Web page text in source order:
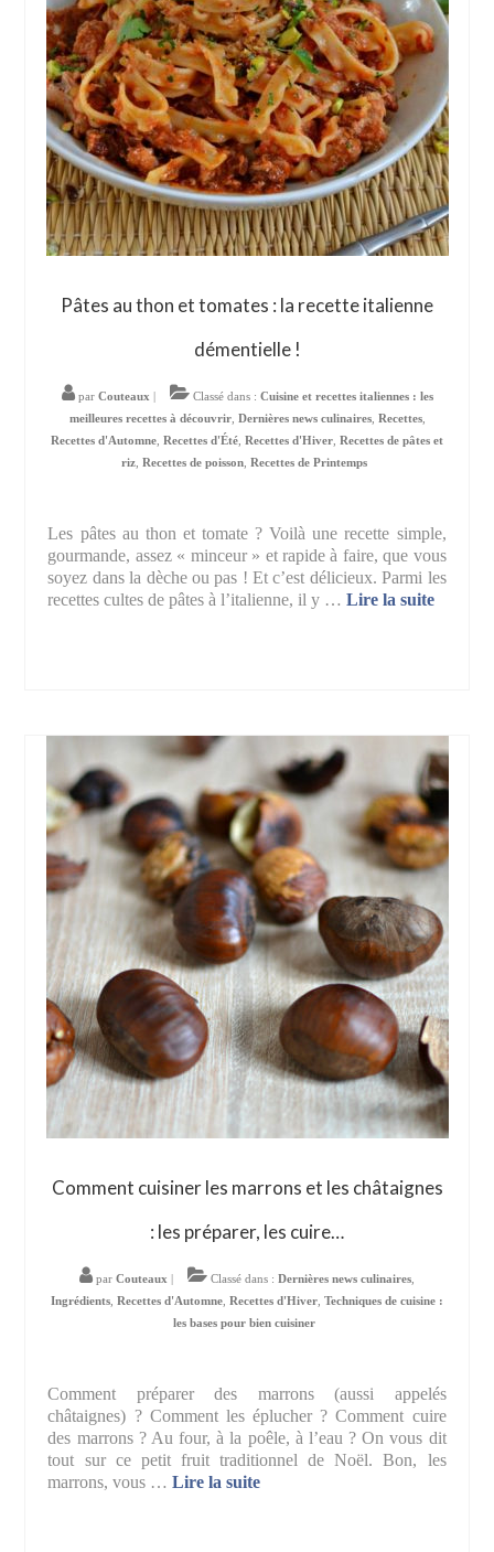
Pâtes au thon et tomates : la recette italienne
démentielle !
par Couteaux Classé dans : Cuisine et recettes italiennes : les
meilleures recettes à découvrir, Dernières news culinaires, Recettes,
Recettes d'Automne Recettes d'Été Recettes d'Hiver Recettes de pâtes et
riz Recettes de poisson Recettes de Printemps
Les pâtes au thon et tomate ? Voilà une recette simple,
gourmande, assez « minceur » et rapide à faire, que vous
soyez dans la dèche ou pas ! Et c’est délicieux. Parmi les
recettes cultes de pâtes à l’italienne, il y …Lire la suite­­
Comment cuisiner les marrons et les châtaignes
: les préparer, les cuire…
par Couteaux Classé dans : Dernières news culinaires
Ingrédients Recettes d'Automne Recettes d'Hiver Techniques de cuisine :
les bases pour bien cuisiner
Comment préparer des marrons (aussi appelés
châtaignes) ? Comment les éplucher ? Comment cuire
des marrons ? Au four, à la poêle, à l’eau ? On vous dit
tout sur ce petit fruit traditionnel de Noël. Bon, les
marrons, vous …Lire la suite­­